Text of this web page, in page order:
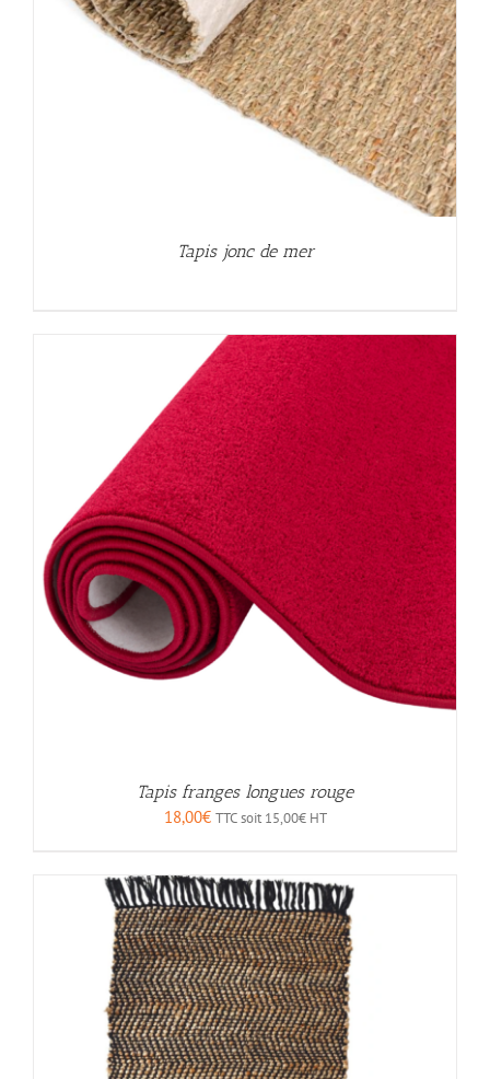
Tapis jonc de mer
Tapis franges longues rouge
18,00€ TTC soit 15,00€HT